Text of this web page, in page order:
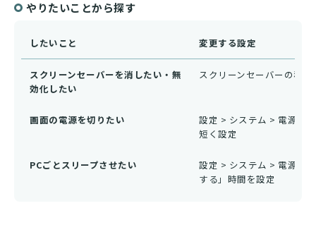
やりたいことから探す
したいこと 変更する設定
スクリーンセーバーを消したい・無
効化したい
スクリーンセーバーの種
画面の電源を切りたい
設定 > システム > 電源の
短く設定
PCごとスリープさせたい
設定 > システム > 電源の
する」時間を設定